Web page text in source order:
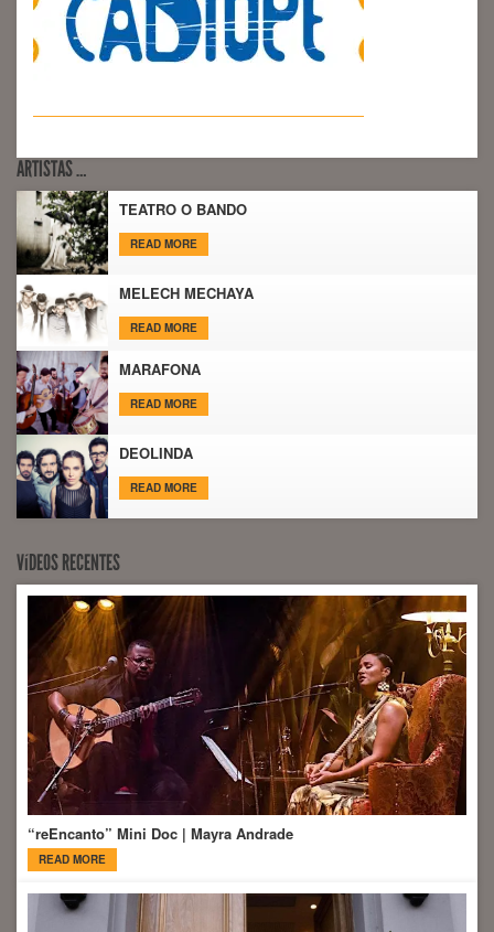
ARTISTAS …
TEATRO O BANDO
READ MORE
MELECH MECHAYA
READ MORE
MARAFONA
READ MORE
DEOLINDA
READ MORE
VíDEOS RECENTES
“reEncanto” Mini Doc | Mayra Andrade
READ MORE